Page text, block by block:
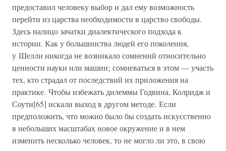
предоставил человеку выбор и дал ему возможность
перейти из царства необходимости в царство свободы.
Здесь налицо зачатки диалектического подхода к
истории. Как у большинства людей его поколения,
у Шелли никогда не возникало сомнений относительно
ценности науки или машин; сомневаться в этом — участь
тех, кто страдал от последствий их приложения на
практике. Чтобы избежать дилеммы Годвина, Колридж и
Соути[65] искали выход в другом методе. Если
предположить, что можно было бы создать искусственно
в небольших масштабах новое окружение и в нем
изменить несколько человек, то не могло ли это, в свою